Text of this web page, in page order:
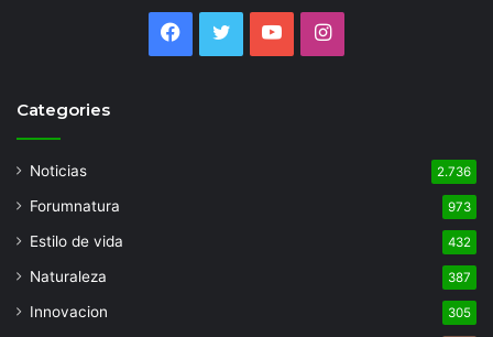
Facebook
TwitterYouTubeInstagram
Categories
Noticias 2.736
Forumnatura 973
Estilo de vida 432
Naturaleza 387
Innovacion 305